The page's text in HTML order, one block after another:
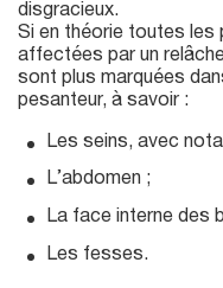
disgracieux.
Si en théorie toutes les
affectées par un
sont plus marquées
pesanteur, à savoir :
Les seins, avec
L’abdomen ;
La face interne des
Les fesses.